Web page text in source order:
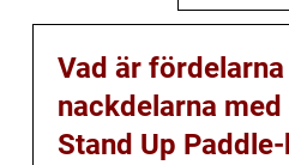
Vad är
nackdelarna
Stand Up